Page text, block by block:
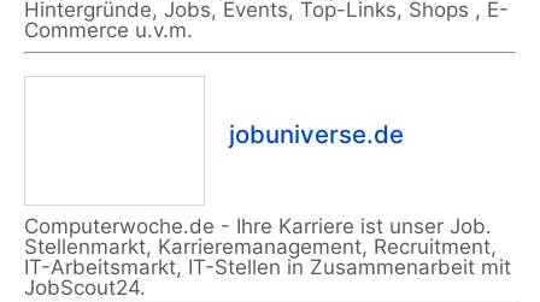
Hintergründe, Jobs, Events, Top-Links, Shops , E-
Commerce u.v.m.
jobuniverse.de
Computerwoche.de - Ihre Karriere ist unser Job.
Stellenmarkt, Karrieremanagement, Recruitment,
IT-Arbeitsmarkt, IT-Stellen in Zusammenarbeit mit
JobScout24.